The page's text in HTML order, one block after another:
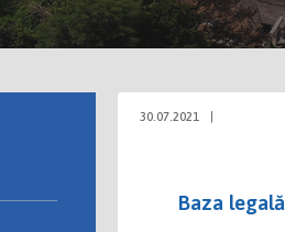
30.07.2021
Baza legală